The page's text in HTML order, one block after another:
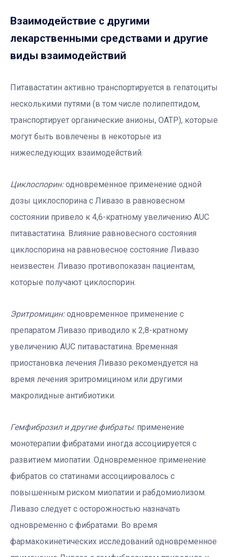
Взаимодействие с другими
лекарственными средствами и другие
виды взаимодействий
Питавастатин активно транспортируется в гепатоциты
несколькими путями (в том числе полипептидом,
транспортирует органические анионы, OATP), которые
могут быть вовлечены в некоторые из
нижеследующих взаимодействий.
Циклоспорин:одновременное применение одной
дозы циклоспорина с Ливазо в равновесном
состоянии привело к 4,6-кратному увеличению AUC
питавастатина. Влияние равновесного состояния
циклоспорина на равновесное состояние Ливазо
неизвестен. Ливазо противопоказан пациентам,
которые получают циклоспорин.
Эритромицин:одновременное применение с
препаратом Ливазо приводило к 2,8-кратному
увеличению AUC питавастатина. Временная
приостановка лечения Ливазо рекомендуется на
время лечения эритромицином или другими
макролидные антибиотики.
Гемфиброзил и другие фибраты: применение
монотерапии фибратами иногда ассоциируется с
развитием миопатии. Одновременное применение
фибратов со статинами ассоциировалось с
повышенным риском миопатии и рабдомиолизом.
Ливазо следует с осторожностью назначать
одновременно с фибратами. Во время
фармакокинетических исследований одновременное